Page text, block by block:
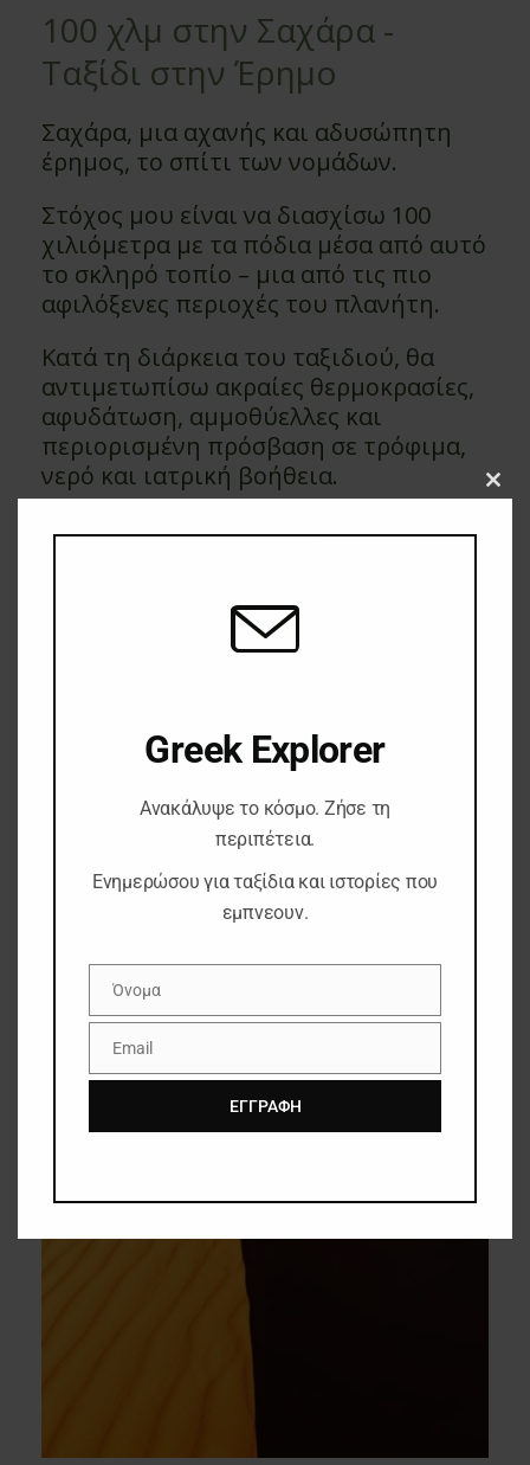
100 χλμ στην Σαχάρα -
Ταξίδι στην Έρημο
Σαχάρα, μια αχανής και αδυσώπητη
έρημος, το σπίτι των νομάδων.
Στόχος μου είναι να διασχίσω 100
χιλιόμετρα με τα πόδια μέσα από αυτό
το σκληρό τοπίο – μια από τις πιο
αφιλόξενες περιοχές του πλανήτη.
Κατά τη διάρκεια του ταξιδιού, θα
αντιμετωπίσω ακραίες θερμοκρασίες,
αφυδάτωση, αμμοθύελλες και
περιορισμένη πρόσβαση σε τρόφιμα,
νερό και ιατρική βοήθεια.
Ωστόσο, αυτές οι δυσκολίες ωχριούν
για καθαρό νερό.
Greek Explorer
Ανακάλυψε το κόσμο. Ζήσε τη
περιπέτεια.
Ενημερώσου για ταξίδια και ιστορίες που
εμπνεουν.
Όνομα
Όνομα
Email
Email
ΕΓΓΡΑΦΗ